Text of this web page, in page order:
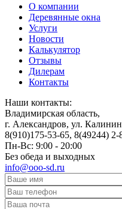
О компании
Деревянные окна
Услуги
Новости
Калькулятор
Отзывы
Дилерам
Контакты
Наши контакты:
Владимирская область,
г. Александров, ул.
8(910)175-53-65, 8(49244) 2-
Пн-Вс: 9:00 - 20:00
Без обеда и выходных
info@ooo-sd.ru